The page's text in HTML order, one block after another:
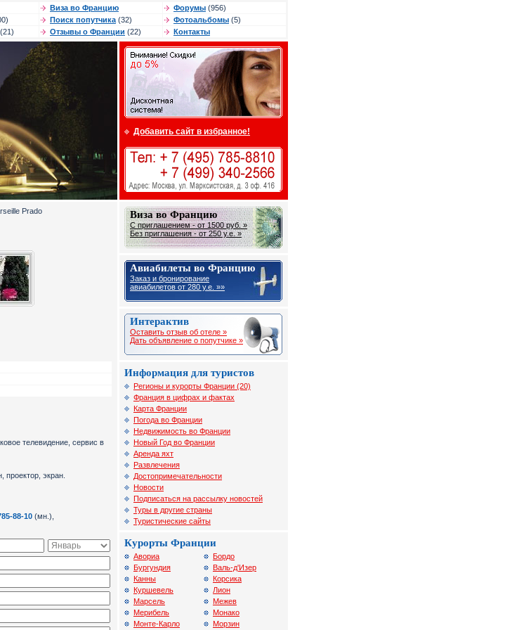
Виза во Францию Форумы (956)
Поиск попутчика (32) Фотоальбомы (5)
(21) Отзывы о Франции (22) Контакты
Добавить сайт в избранное!
Prado
телевидение, сервис в
проектор, экран.
88-10 (мн.),
Виза во Францию
С приглашением - от 1500 руб. »
Без приглашения - от 250 у.е. »
Авиабилеты во Францию
Заказ и бронирование
авиабилетов от 280 у.е. »»
Интерактив
Оставить отзыв об отеле »
Дать объявление о попутчике »
Информация для туристов
Регионы и курорты Франции (20)
Франция в цифрах и фактах
Карта Франции
Погода во Франции
Недвижимость во Франции
Новый Год во Франции
Аренда яхт
Развлечения
Достопримечательности
Новости
Подписаться на рассылку новостей
Туры в другие страны
Туристические сайты
Курорты Франции
Авориа
Бургундия
Канны
Куршевель
Марсель
Мерибель
Монте-Карло
Бордо
Валь-д'Изер
Корсика
Лион
Межев
Монако
Морзин